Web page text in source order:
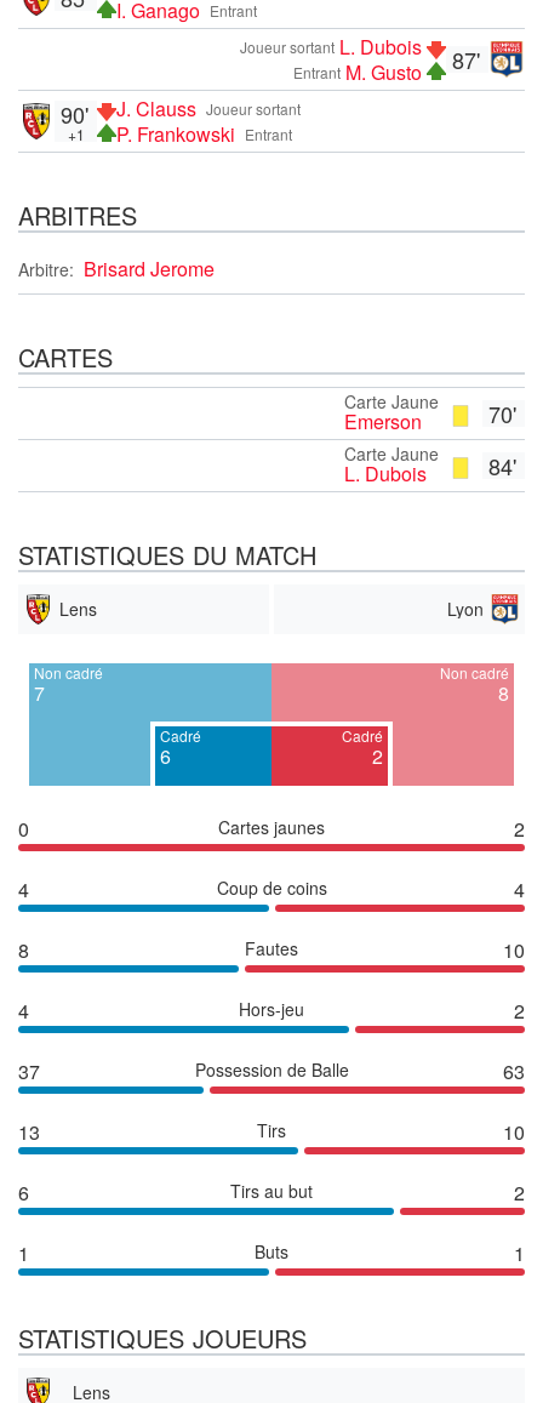
Entrant
I. Ganago
87'
Joueur sortant L. Dubois
Entrant M. Gusto
Joueur sortant
J. Clauss
Entrant
P. Frankowski
90'
+1
ARBITRES
Arbitre: Brisard Jerome
CARTES
70'
Carte Jaune
Emerson
84'
Carte Jaune
L. Dubois
STATISTIQUES DU MATCH
Lens Lyon
Non cadré
7
Cadré
6
Cadré
2
Non cadré
8
0 Cartes jaunes 2
4 Coup de coins 4
8 Fautes 10
4 Hors-jeu 2
37 Possession de Balle 63
13 Tirs 10
6 Tirs au but 2
1 Buts 1
STATISTIQUES JOUEURS
Lens